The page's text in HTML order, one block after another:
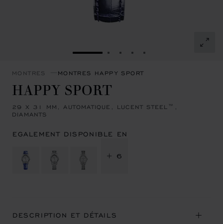
ALLER À LA DIAPOSITIVE 1
ALLER À LA DIAPOSITIVE 2
ALLER À LA
ALLER À LA
ALLER À LA
MONTRES MONTRES HAPPY SPORT
HAPPY SPORT
29 X 31 MM, AUTOMATIQUE, LUCENT STEEL™,
DIAMANTS
EGALEMENT DISPONIBLE EN
+ 6
DESCRIPTION ET DÉTAILS